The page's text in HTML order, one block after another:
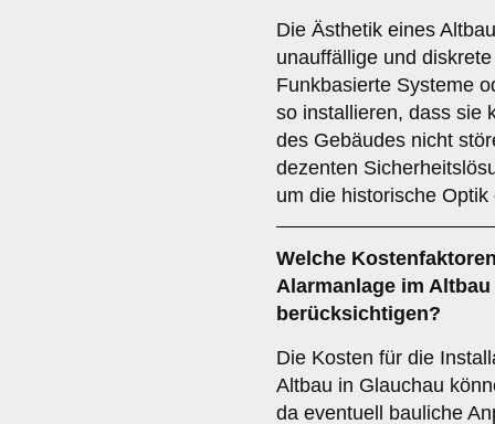
Die Ästhetik eines
unauffällige und
Funkbasierte Systeme
so installieren, dass sie
des Gebäudes nicht
dezenten
um die historische
Welche
Alarmanlage im
berücksichtigen?
Die Kosten für die
Altbau in Glauchau
da eventuell bauliche